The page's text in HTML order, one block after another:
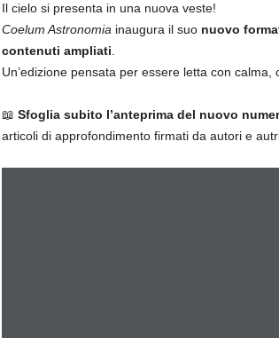
Il cielo si presenta in una nuova veste!
Coelum Astronomia inaugura il suo nuovo
contenuti ampliati
Un’edizione pensata per essere letta con
📖 Sfoglia subito l’anteprima del nuovo
articoli di approfondimento firmati da autori e